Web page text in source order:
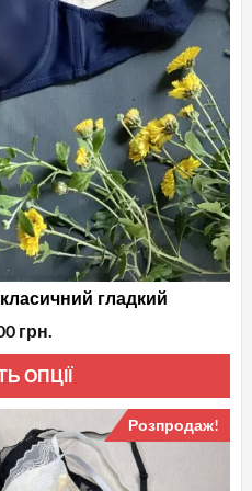
гладкий
грн.
ОПЦІЇ
Розпродаж!